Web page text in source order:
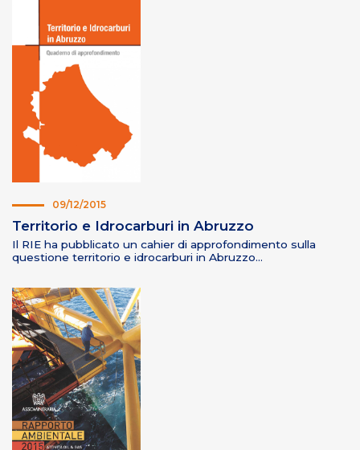
09/12/2015
Territorio e Idrocarburi in Abruzzo
Il RIE ha pubblicato un cahier di approfondimento sulla
questione territorio e idrocarburi in Abruzzo…